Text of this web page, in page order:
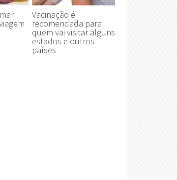
Vacinação é
recomendada para
quem vai visitar alguns
estados e outros
países